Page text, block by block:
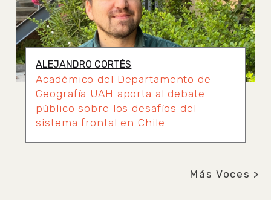
ALEJANDRO CORTÉS
Académico del Departamento de
Geografía UAH aporta al debate
público sobre los desafíos del
sistema frontal en Chile
Más Voces >